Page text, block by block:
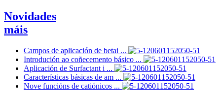
Novidades
máis
Campos de aplicación de betai ...
Introdución ao coñecemento básico ...
Aplicación de Surfactant i ...
Características básicas de am ...
Nove funcións de catiónicos ...